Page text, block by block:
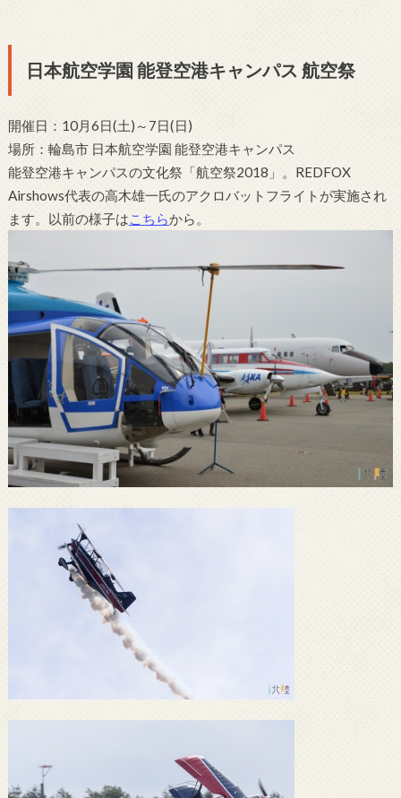
日本航空学園 能登空港キャンパス 航空祭
開催日：10月6日(土)～7日(日)
場所：輪島市 日本航空学園 能登空港キャンパス
能登空港キャンパスの文化祭「航空祭2018」。REDFOX
Airshows代表の高木雄一氏のアクロバットフライトが実施され
ます。以前の様子はこちらから。